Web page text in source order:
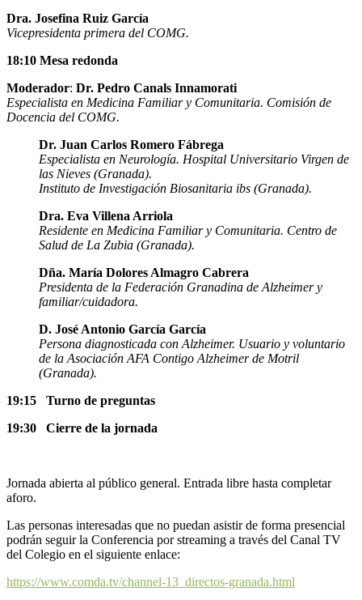
Dra. Josefina Ruiz García
Vicepresidenta primera del COMG.
18:10 Mesa redonda
Moderador: Dr. Pedro Canals Innamorati
Especialista en Medicina Familiar y Comunitaria. Comisión de
Docencia del COMG.
Dr. Juan Carlos Romero Fábrega
Especialista en Neurología. Hospital Universitario Virgen de
las Nieves (Granada).
Instituto de Investigación Biosanitaria ibs (Granada).
Dra. Eva Villena Arriola
Residente en Medicina Familiar y Comunitaria. Centro de
Salud de La Zubia (Granada).
Dña. María Dolores Almagro Cabrera
Presidenta de la Federación Granadina de Alzheimer y
familiar/cuidadora.
D. José Antonio García García
Persona diagnosticada con Alzheimer. Usuario y voluntario
de la Asociación AFA Contigo Alzheimer de Motril
(Granada).
19:15 Turno de preguntas
19:30 Cierre de la jornada
Jornada abierta al público general. Entrada libre hasta completar
aforo.
Las personas interesadas que no puedan asistir de forma presencial
podrán seguir la Conferencia por streaming a través del Canal TV
del Colegio en el siguiente enlace:
https://www.comda.tv/channel-13_directos-granada.html